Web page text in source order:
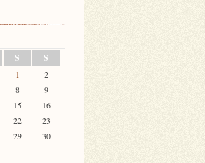
S S
1
2
8
9
15
16
22
23
29
30